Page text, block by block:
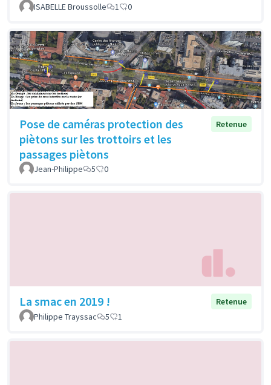
ISABELLE Broussolle 1 0
Pose de caméras protection des
piètons sur les trottoirs et les
passages piètons
Retenue
Jean-Philippe 5 0
La smac en 2019 !
Retenue
Philippe Trayssac
5 1